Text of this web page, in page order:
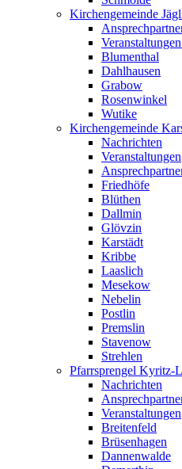
Kirchengemeinde
Blumenthal
Dahlhausen
Grabow
Rosenwinkel
Wutike
Kirchengemeinde
Nachrichten
Veranstaltungen
Friedhöfe
Blüthen
Dallmin
Glövzin
Karstädt
Kribbe
Laaslich
Mesekow
Nebelin
Postlin
Premslin
Stavenow
Strehlen
Pfarrsprengel Kyritz-
Nachrichten
Veranstaltungen
Breitenfeld
Brüsenhagen
Dannenwalde